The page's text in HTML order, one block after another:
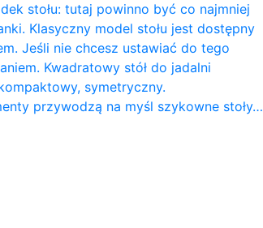
stołu: tutaj powinno być co najmniej
Klasyczny model stołu jest dostępny
Jeśli nie chcesz ustawiać do tego
Kwadratowy stół do ​​jadalni
symetryczny.
przywodzą na myśl szykowne stoły…